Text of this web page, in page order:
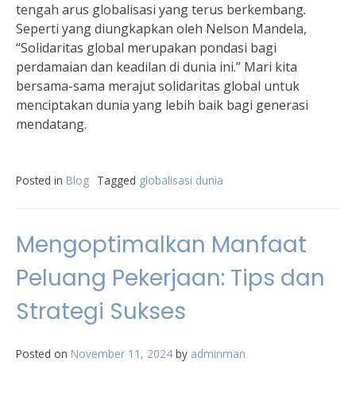
tengah arus globalisasi yang terus berkembang.
Seperti yang diungkapkan oleh Nelson Mandela,
“Solidaritas global merupakan pondasi bagi
perdamaian dan keadilan di dunia ini.” Mari kita
bersama-sama merajut solidaritas global untuk
menciptakan dunia yang lebih baik bagi generasi
mendatang.
Posted in Blog Tagged globalisasi dunia
Mengoptimalkan Manfaat
Peluang Pekerjaan: Tips dan
Strategi Sukses
Posted on November 11, 2024 by adminman